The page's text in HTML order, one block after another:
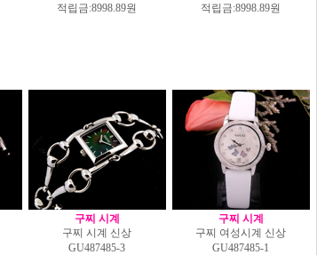
적립금:8998.89원
적립금:8998.89원
구찌 시계
구찌 시계 신상
GU487485-3
구찌 시계
구찌 여성시계 신상
GU487485-1